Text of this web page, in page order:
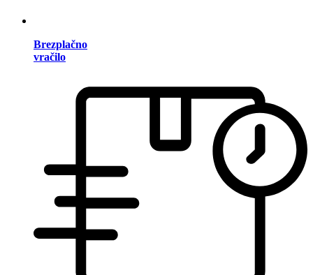
Brezplačno
vračilo